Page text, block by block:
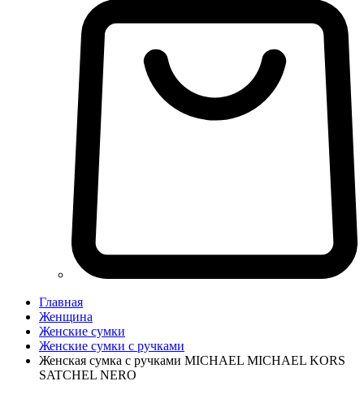
Главная
Женщина
Женские сумки
Женские сумки с ручками
Женская сумка с ручками MICHAEL MICHAEL KORS
SATCHEL NERO